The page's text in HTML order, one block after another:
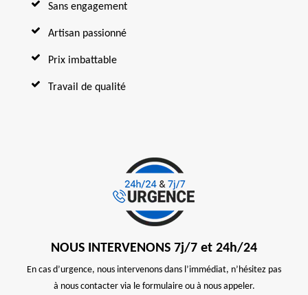
Sans engagement
Artisan passionné
Prix imbattable
Travail de qualité
NOUS INTERVENONS 7j/7 et 24h/24
En cas d’urgence, nous intervenons dans l’immédiat, n’hésitez pas
à nous contacter via le formulaire ou à nous appeler.